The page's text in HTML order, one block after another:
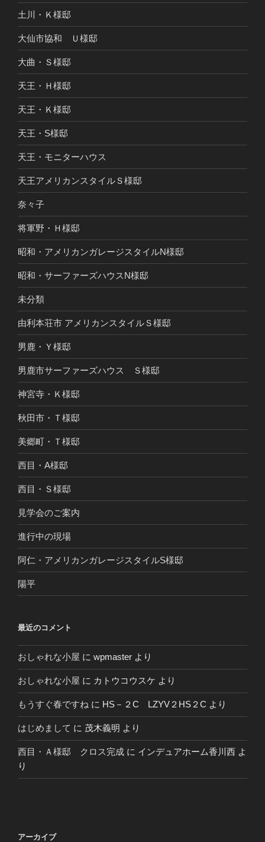
土川・Ｋ様邸
大仙市協和 Ｕ様邸
大曲・Ｓ様邸
天王・Ｈ様邸
天王・Ｋ様邸
天王・S様邸
天王・モニターハウス
天王アメリカンスタイルＳ様邸
奈々子
将軍野・Ｈ様邸
昭和・アメリカンガレージスタイルN様邸
昭和・サーファーズハウスN様邸
未分類
由利本荘市 アメリカンスタイルＳ様邸
男鹿・Ｙ様邸
男鹿市サーファーズハウス Ｓ様邸
神宮寺・Ｋ様邸
秋田市・Ｔ様邸
美郷町・Ｔ様邸
西目・A様邸
西目・Ｓ様邸
見学会のご案内
進行中の現場
阿仁・アメリカンガレージスタイルS様邸
陽平
最近のコメント
おしゃれな小屋 に wpmaster より
おしゃれな小屋 に カトウコウスケ より
もうすぐ春ですね に HS－２C LZYV２HS２C より
はじめまして に 茂木義明 より
西目・Ａ様邸 クロス完成 に インデュアホーム香川西 よ
り
アーカイブ